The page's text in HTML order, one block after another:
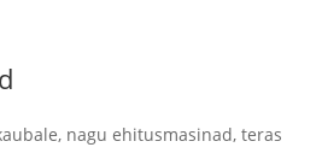
nagu ehitusmasinad, teras